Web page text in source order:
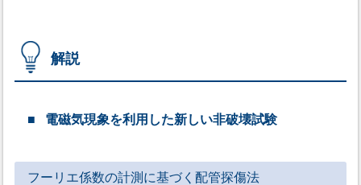
解説
電磁気現象を利用した新しい非破壊試験
フーリエ係数の計測に基づく配管探傷法